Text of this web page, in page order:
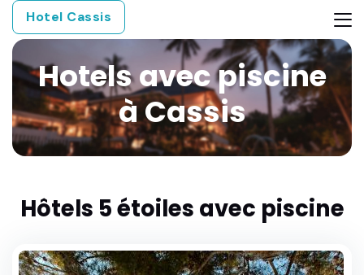
Hotel Cassis
Hotels avec piscine
à Cassis
Hôtels 5 étoiles avec piscine